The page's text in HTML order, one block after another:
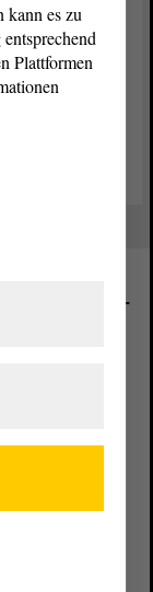
SPD und FDP
90/DIE
von Sachsen-
kann es zu
Plattformen